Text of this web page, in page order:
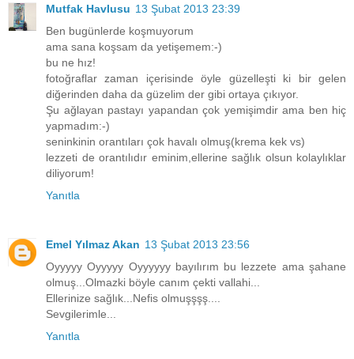
Mutfak Havlusu 13 Şubat 2013 23:39
Ben bugünlerde koşmuyorum
ama sana koşsam da yetişemem:-)
bu ne hız!
fotoğraflar zaman içerisinde öyle güzelleşti ki bir gelen
diğerinden daha da güzelim der gibi ortaya çıkıyor.
Şu ağlayan pastayı yapandan çok yemişimdir ama ben hiç
yapmadım:-)
seninkinin orantıları çok havalı olmuş(krema kek vs)
lezzeti de orantılıdır eminim,ellerine sağlık olsun kolaylıklar
diliyorum!
Yanıtla
Emel Yılmaz Akan 13 Şubat 2013 23:56
Oyyyyy Oyyyyy Oyyyyyy bayılırım bu lezzete ama şahane
olmuş...Olmazki böyle canım çekti vallahi...
Ellerinize sağlık...Nefis olmuşşşş....
Sevgilerimle...
Yanıtla